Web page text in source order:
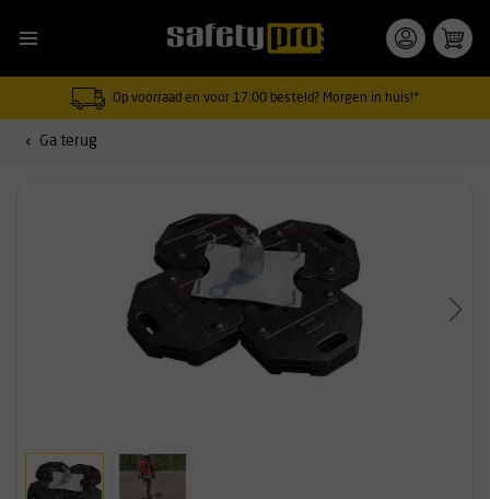
Op voorraad en voor 17:00 besteld? Morgen in huis!*
Ga terug